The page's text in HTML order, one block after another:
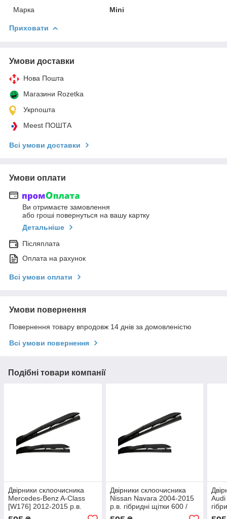
Марка
Mini
Приховати
Умови доставки
Нова Пошта
Магазини Rozetka
Укрпошта
Meest ПОШТА
Всі умови доставки
Умови оплати
Ви отримаєте замовлення
або гроші повернуться на вашу картку
Детальніше
Післяплата
Оплата на рахунок
Всі умови оплати
Умови повернення
Повернення товару впродовж 14 днів за домовленістю
Всі умови повернення
Подібні товари компанії
Двірники склоочисника
Mercedes-Benz A-Class
[W176] 2012-2015 р.в.
Двірники склоочисника
Nissan Navara 2004-2015
р.в. гібридні щітки 600 /
480 мм. Armer (комплект 2
Audi